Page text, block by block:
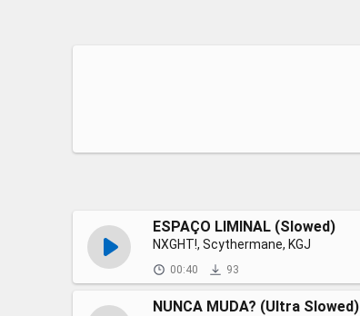
ESPAÇO LIMINAL (Slowed)
NXGHT!, Scythermane, KGJ
00:40 93
NUNCA MUDA? (Ultra Slowed)